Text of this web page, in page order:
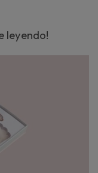
leyendo!